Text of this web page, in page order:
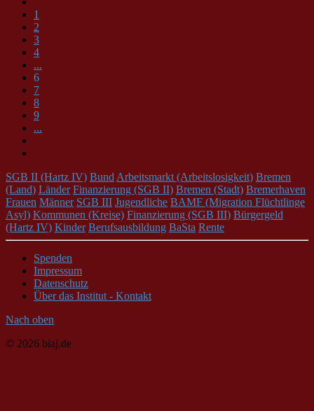
1
2
3
4
...
6
7
8
9
...
SGB II (Hartz IV) Bund Arbeitsmarkt (Arbeitslosigkeit) Bremen
(Land) Länder Finanzierung (SGB II) Bremen (Stadt) Bremerhaven
Frauen Männer SGB III Jugendliche BAMF (Migration Flüchtlinge
Asyl) Kommunen (Kreise) Finanzierung (SGB III) Bürgergeld
(Hartz IV) Kinder Berufsausbildung BaSta Rente
Spenden
Impressum
Datenschutz
Über das Institut - Kontakt
Nach oben
© 2026 biaj.de